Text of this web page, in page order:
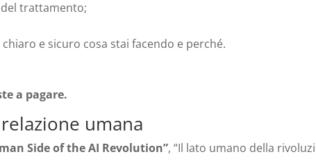
trattamento;
e sicuro cosa stai facendo e perché.
a pagare.
umana
Side of the AI Revolution”, “Il lato umano della